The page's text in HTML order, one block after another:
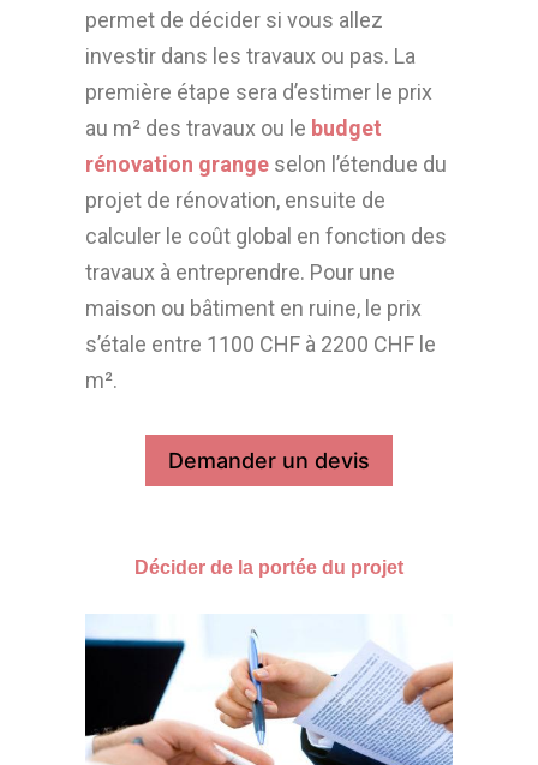
permet de décider si vous allez
investir dans les travaux ou pas. La
première étape sera d’estimer le prix
au m² des travaux ou le budget
rénovation grangeselon l’étendue du
projet de rénovation, ensuite de
calculer le coût global en fonction des
travaux à entreprendre. Pour une
maison ou bâtiment en ruine, le prix
s’étale entre 1100 CHF à 2200 CHF le
m².
Demander un devis
Décider de la portée du projet